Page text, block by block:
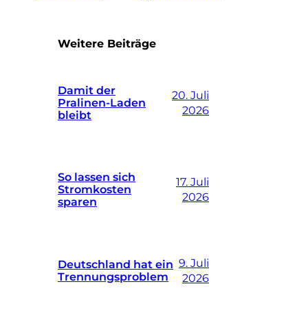
Weitere Beiträge
Damit der
Pralinen-Laden
bleibt
20. Juli
2026
So lassen sich
Stromkosten
sparen
17. Juli
2026
Deutschland hat ein
Trennungsproblem
9. Juli
2026